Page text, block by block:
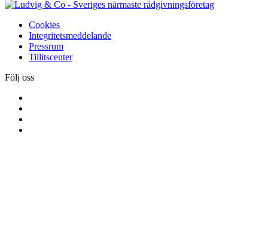
Cookies
Integritetsmeddelande
Pressrum
Tillitscenter
Följ oss